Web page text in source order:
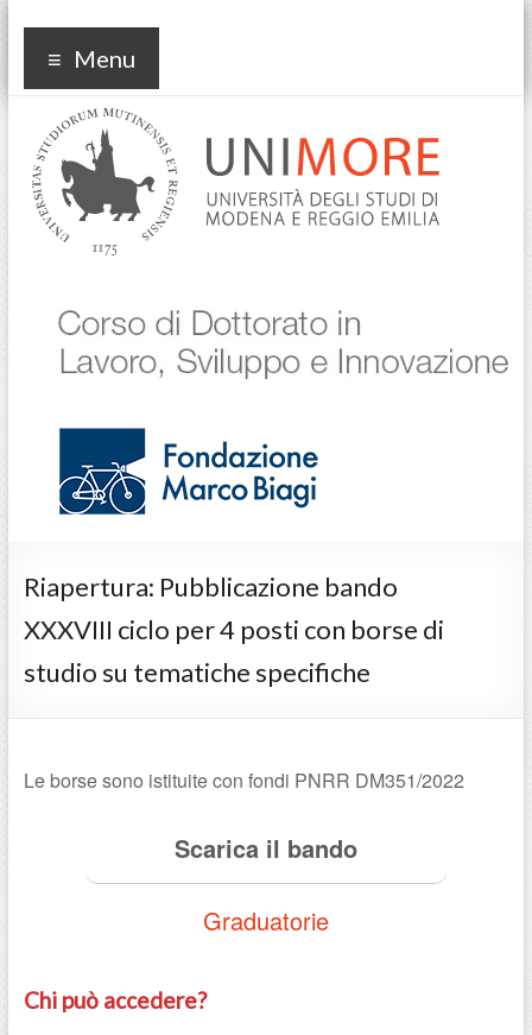
Corso di dottorato in
Lavoro Sviluppo
Innovazione
Menu
Riapertura: Pubblicazione bando
XXXVIII ciclo per 4 posti con borse di
studio su tematiche specifiche
Le borse sono istituite con fondi PNRR DM351/2022
Scarica il bando
Graduatorie
Chi può accedere?